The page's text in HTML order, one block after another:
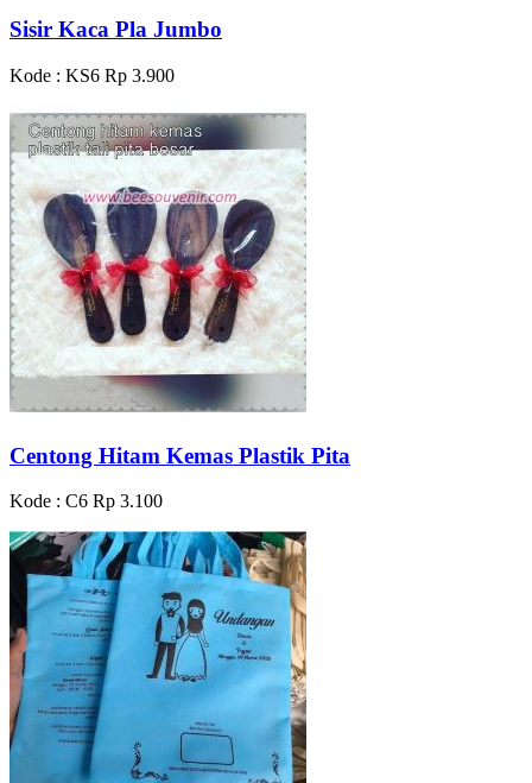
Sisir Kaca Pla Jumbo
Kode : KS6 Rp 3.900
Centong Hitam Kemas Plastik Pita
Kode : C6 Rp 3.100